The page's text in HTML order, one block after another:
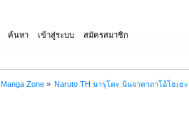
ค้นหา เข้าสู่ระบบ สมัครสมาชิก
Manga Zone» Naruto TH นารุโตะ นินจาคาถาโอ้โฮเฮ